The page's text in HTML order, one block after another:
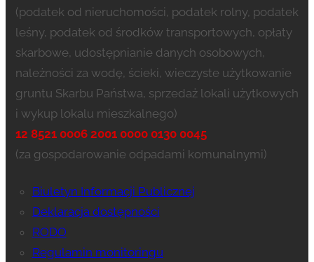
(podatek od nieruchomości, podatek rolny, podatek
leśny, podatek od środków transportowych, opłaty
skarbowe, udostępnianie danych osobowych,
należności za wodę, ścieki, wieczyste użytkowanie
gruntu Skarbu Państwa, sprzedaż lokali użytkowych
i wykup lokalu mieszkalnego)
12 8521 0006 2001 0000 0130 0045
(za gospodarowanie odpadami komunalnymi)
Biuletyn Informacji Publicznej
Deklaracja dostępności
RODO
Regulamin monitoringu